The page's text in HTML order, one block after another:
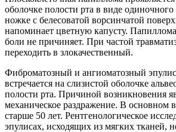
оболочке полости рта в виде одиночного
ножке с белесоватой ворсинчатой
напоминает цветную капусту.
боли не причиняет. При частой
переходить в злокачественный.
Фиброматозный и ангиоматозный эпулис
встречается на слизистой оболочке
полости рта. Причиной возникновения
механическое раздражение. В основном
старше 50 лет. Рентгенологическое
эпулисах, исходящих из мягких тканей,